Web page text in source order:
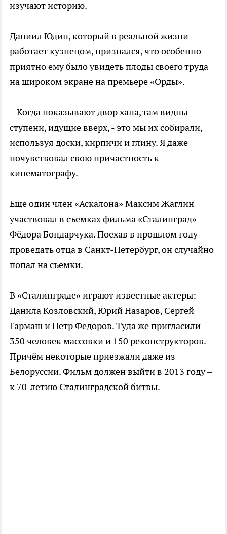
изучают историю.
Даниил Юдин, который в реальной жизни
работает кузнецом, признался, что особенно
приятно ему было увидеть плоды своего труда
на широком экране на премьере «Орды».
- Когда показывают двор хана, там видны
ступени, идущие вверх, - это мы их собирали,
используя доски, кирпичи и глину. Я даже
почувствовал свою причастность к
кинематографу.
Еще один член «Аскалона» Максим Жаглин
участвовал в съемках фильма «Сталинград»
Фёдора Бондарчука. Поехав в прошлом году
проведать отца в Санкт-Петербург, он случайно
попал на съемки.
В «Сталинграде» играют известные актеры:
Данила Козловский, Юрий Назаров, Сергей
Гармаш и Петр Федоров. Туда же пригласили
350 человек массовки и 150 реконструкторов.
Причём некоторые приезжали даже из
Белоруссии. Фильм должен выйти в 2013 году –
к 70-летию Сталинградской битвы.